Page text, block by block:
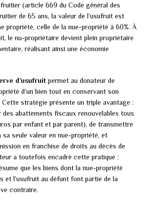
(article 669 du Code général des
de 65 ans, la valeur de l’usufruit est
propriété, celle de la nue-propriété à 60%. À
le nu-propriétaire devient plein propriétaire
réalisant ainsi une économie
d’usufruitpermet au donateur de
d’un bien tout en conservant son
stratégie présente un triple avantage :
abattements fiscaux renouvelables tous
par enfant et par parent), de transmettre
seule valeur en nue-propriété, et
en franchise de droits au décès de
a toutefois encadré cette pratique :
que les biens dont la nue-propriété
et l’usufruit au défunt font partie de la
contraire.